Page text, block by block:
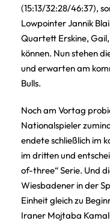
(15:13/32:28/46:37),
Lowpointer Jannik
Quartett Erskine,
können. Nun stehen
und erwarten am
Bulls.
Noch am Vortag
Nationalspieler
endete schließlich im
im dritten und
of-three“ Serie. Und
Wiesbadener in der
Einheit gleich zu
Iraner Mojtaba